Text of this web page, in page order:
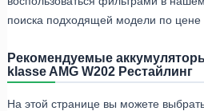
поиска подходящей модели по цене
Рекомендуемые
klasse AMG W202 Рестайлинг
На этой странице вы можете